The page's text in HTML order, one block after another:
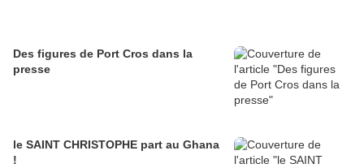
Des figures de Port Cros dans la
presse
le SAINT CHRISTOPHE part au Ghana
!